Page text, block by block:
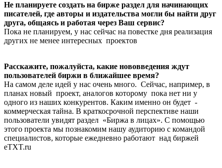
Не планируете создать на бирже раздел для начинающих
писателей, где авторы и издательства могли бы найти друг
друга, общаясь и работая через Ваш сервис?
Пока не планируем, у нас сейчас на повестке дня реализация
других не менее интересных проектов
Расскажите, пожалуйста, какие нововведения ждут
пользователей биржи в ближайшее время?
На самом деле идей у нас очень много. Сейчас, например, в
планах новый проект, аналогов которому пока нет ни у
одного из наших конкурентов. Каким именно он будет -
коммерческая тайна. В краткосрочной перспективе наши
пользователи увидят раздел «Биржа в лицах». С помощью
этого проекта мы познакомим нашу аудиторию с командой
специалистов, которые ежедневно работают над биржей
eTXT.ru